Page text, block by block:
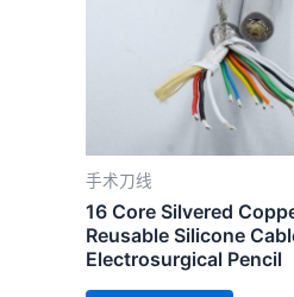
手术刀线
16 Core Silvered
Reusable Silicone
Electrosurgical Pencil